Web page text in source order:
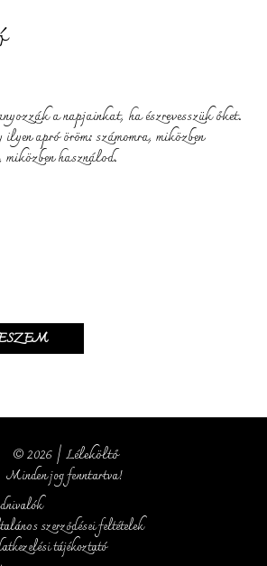
a napjainkat, ha észrevesszük őket.
apró öröm: számomra, miközben
miközben használod.
© 2026 | Léleköltő
Minden jog fenntartva!
szerződései feltételek
tájékoztató